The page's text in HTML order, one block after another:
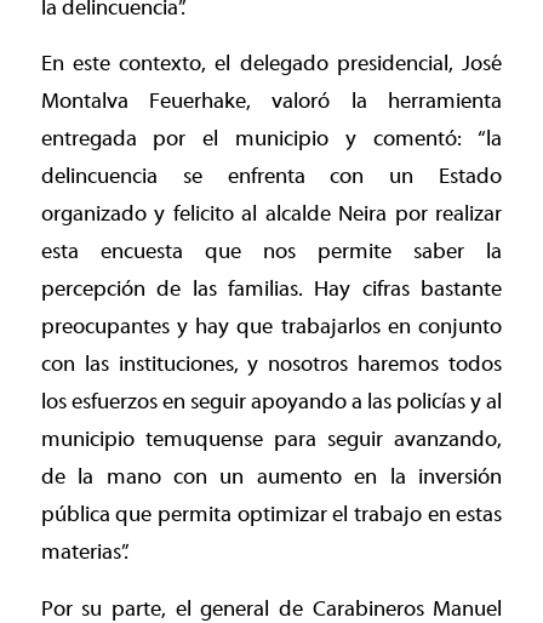
la delincuencia”.
En este contexto, el delegado presidencial, José
Montalva Feuerhake, valoró la herramienta
entregada por el municipio y comentó: “la
delincuencia se enfrenta con un Estado
organizado y felicito al alcalde Neira por realizar
esta encuesta que nos permite saber la
percepción de las familias. Hay cifras bastante
preocupantes y hay que trabajarlos en conjunto
con las instituciones, y nosotros haremos todos
los esfuerzos en seguir apoyando a las policías y al
municipio temuquense para seguir avanzando,
de la mano con un aumento en la inversión
pública que permita optimizar el trabajo en estas
materias”.
Por su parte, el general de Carabineros Manuel